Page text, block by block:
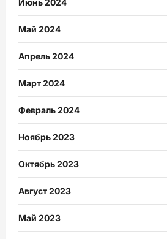
Июнь 2024
Май 2024
Апрель 2024
Март 2024
Февраль 2024
Ноябрь 2023
Октябрь 2023
Август 2023
Май 2023